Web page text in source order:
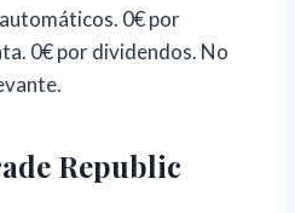
0€ por
0€ por dividendos. No
Republic